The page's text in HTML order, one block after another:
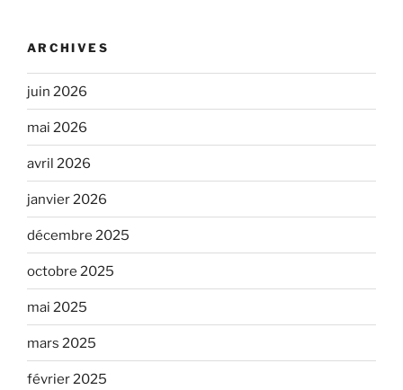
ARCHIVES
juin 2026
mai 2026
avril 2026
janvier 2026
décembre 2025
octobre 2025
mai 2025
mars 2025
février 2025